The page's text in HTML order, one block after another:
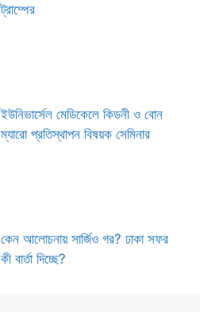
ট্রাম্পের
ইউনিভার্সেল মেডিকেলে কিডনী ও বোন
ম্যারো প্রতিস্থাপন বিষয়ক সেমিনার
কেন আলোচনায় সার্জিও গর? ঢাকা সফর
কী বার্তা দিচ্ছে?